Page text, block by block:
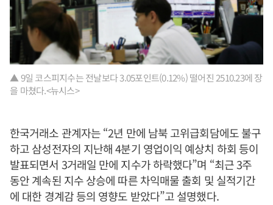
▲ 9일 코스피지수는 전날보다 3.05포인트(0.12%) 떨어진 2510.23에 장
을 마쳤다.<뉴시스>
한국거래소 관계자는 “2년 만에 남북 고위급회담에도 불구
하고 삼성전자의 지난해 4분기 영업이익 예상치 하회 등이
발표되면서 3거래일 만에 지수가 하락했다”며 “최근 3주
동안 계속된 지수 상승에 따른 차익매물 출회 및 실적기간
에 대한 경계감 등의 영향도 받았다”고 설명했다.